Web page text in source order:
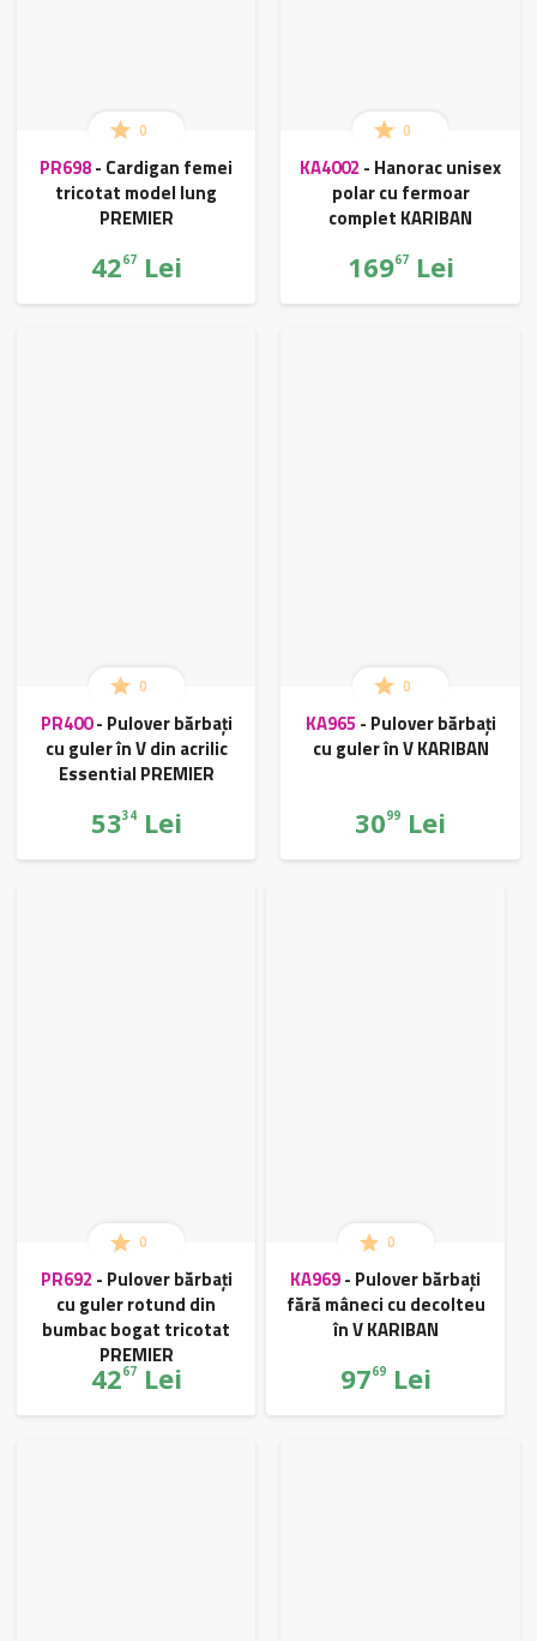
0
PR698- Cardigan femei
tricotat model lung
PREMIER
4267Lei
0
KA4002 - Hanorac unisex
polar cu fermoar
complet KARIBAN
16967Lei
0
PR400- Pulover bărbați
cu guler în V din acrilic
Essential PREMIER
5334Lei
0
KA965 - Pulover bărbați
cu guler în V KARIBAN
3099 Lei
0
PR692 - Pulover bărbați
cu guler rotund din
bumbac bogat tricotat
PREMIER
4267Lei
0
KA969- Pulover bărbați
fără mâneci cu decolteu
în V KARIBAN
9769Lei